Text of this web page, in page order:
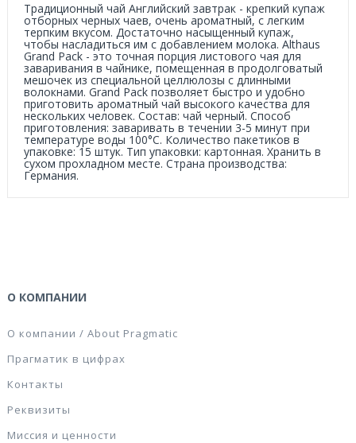
Традиционный чай Английский завтрак - крепкий купаж
отборных черных чаев, очень ароматный, с легким
терпким вкусом. Достаточно насыщенный купаж,
чтобы насладиться им с добавлением молока. Althaus
Grand Pack - это точная порция листового чая для
заваривания в чайнике, помещенная в продолговатый
мешочек из специальной целлюлозы с длинными
волокнами. Grand Pack позволяет быстро и удобно
приготовить ароматный чай высокого качества для
нескольких человек. Состав: чай черный. Способ
приготовления: заваривать в течении 3-5 минут при
температуре воды 100°С. Количество пакетиков в
упаковке: 15 штук. Тип упаковки: картонная. Хранить в
сухом прохладном месте. Страна производства:
Германия.
О КОМПАНИИ
О компании / About Pragmatic
Прагматик в цифрах
Контакты
Реквизиты
Миссия и ценности